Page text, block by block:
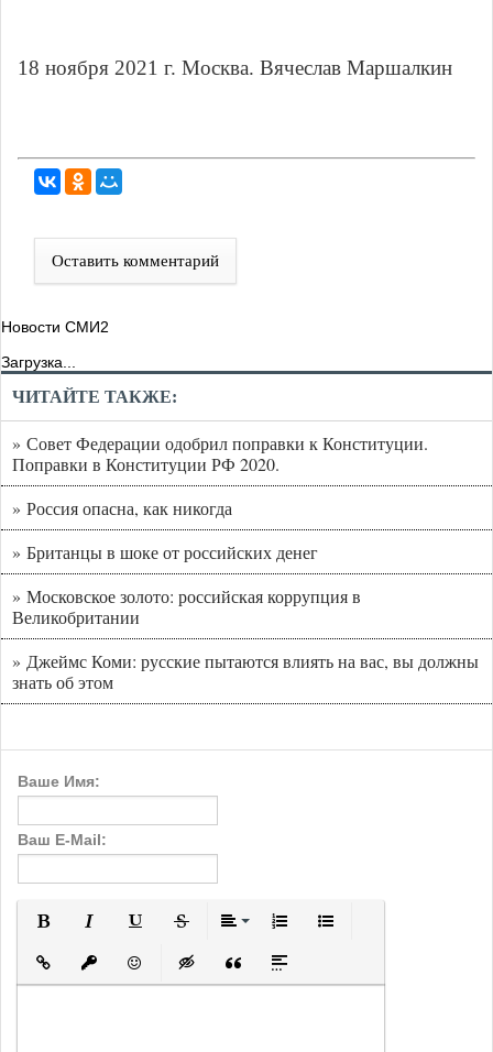
18 ноября 2021 г. Москва. Вячеслав Маршалкин
Оставить комментарий
Новости СМИ2
Загрузка...
ЧИТАЙТЕ ТАКЖЕ:
» Совет Федерации одобрил поправки к Конституции.
Поправки в Конституции РФ 2020.
» Россия опасна, как никогда
» Британцы в шоке от российских денег
» Московское золото: российская коррупция в
Великобритании
» Джеймс Коми: русские пытаются влиять на вас, вы должны
знать об этом
Ваше Имя:
Ваш E-Mail:
Подчеркнутый
Вставить ссылку
Вставить защищенную ссылку
Вставить смайлик
Вставка скрытого текста
Вставка цитаты
Вставка спойлера